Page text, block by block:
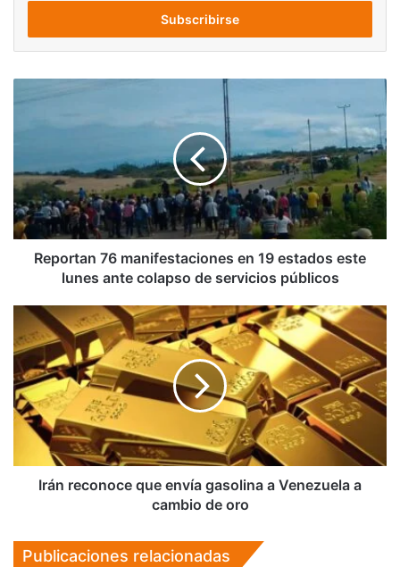
manifestaciones
estados
este
lunes
ante
colapso
públicos
Reportan 76 manifestaciones en 19 estados este
lunes ante colapso de servicios públicos
Irán
reconoce
que
envía
gasolina
a
Venezuela
cambio
Irán reconoce que envía gasolina a Venezuela a
cambio de oro
Publicaciones relacionadas